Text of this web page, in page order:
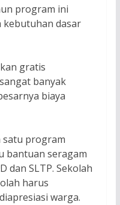
program ini
dasar
gratis
banyak
biaya
satu program
bantuan seragam
dan SLTP. Sekolah
harus
warga.